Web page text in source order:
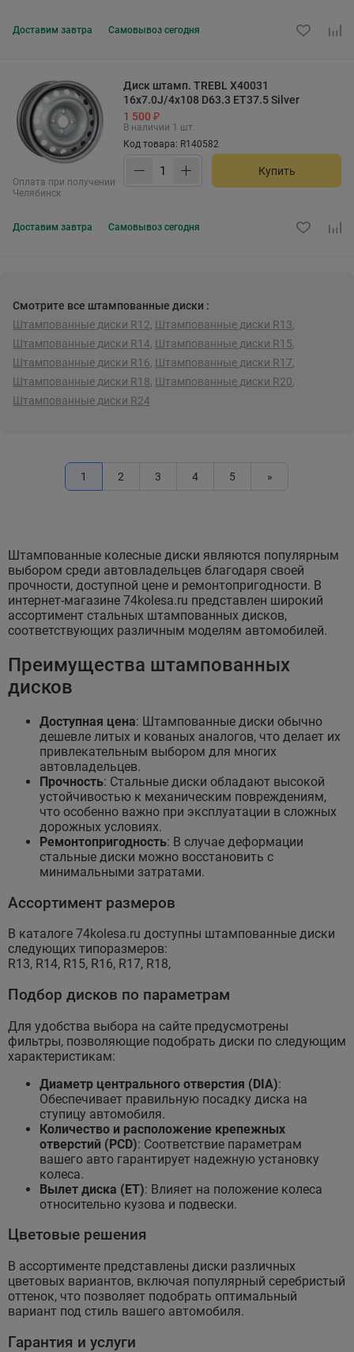
Доставим завтра Самовывоз сегодня
Оплата при получении
Челябинск
Диск штамп. TREBL X40031
16x7.0J/4x108 D63.3 ET37.5 Silver
1 500 ₽
В наличии 1 шт.
Код товара: R140582
Купить
Доставим завтра Самовывоз сегодня
Смотрите все штампованные диски :
Штампованные диски R12, Штампованные диски R13,
Штампованные диски R14, Штампованные диски R15,
Штампованные диски R16, Штампованные диски R17,
Штампованные диски R18, Штампованные диски R20,
Штампованные диски R24
1 2 3 4 5 »
Штампованные колесные диски являются популярным
выбором среди автовладельцев благодаря своей
прочности, доступной цене и ремонтопригодности. В
интернет-магазине 74kolesa.ru представлен широкий
ассортимент стальных штампованных дисков,
соответствующих различным моделям автомобилей.
Преимущества штампованных
дисков
Доступная цена: Штампованные диски обычно
дешевле литых и кованых аналогов, что делает их
привлекательным выбором для многих
автовладельцев.
Прочность: Стальные диски обладают высокой
устойчивостью к механическим повреждениям,
что особенно важно при эксплуатации в сложных
дорожных условиях.
Ремонтопригодность: В случае деформации
стальные диски можно восстановить с
минимальными затратами.
Ассортимент размеров
В каталоге 74kolesa.ru доступны штампованные диски
следующих типоразмеров:
R13, R14, R15, R16, R17, R18,
Подбор дисков по параметрам
Для удобства выбора на сайте предусмотрены
фильтры, позволяющие подобрать диски по следующим
характеристикам:
Диаметр центрального отверстия (DIA):
Обеспечивает правильную посадку диска на
ступицу автомобиля.
Количество и расположение крепежных
отверстий (PCD): Соответствие параметрам
вашего авто гарантирует надежную установку
колеса.
Вылет диска (ET): Влияет на положение колеса
относительно кузова и подвески.
Цветовые решения
В ассортименте представлены диски различных
цветовых вариантов, включая популярный серебристый
оттенок, что позволяет подобрать оптимальный
вариант под стиль вашего автомобиля.
Гарантия и услуги